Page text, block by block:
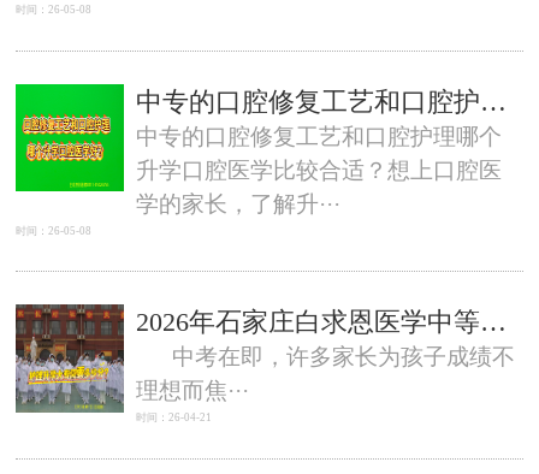
时间：26-05-08
中专的口腔修复工艺和口腔护理哪个升学口腔医学比较合适？
中专的口腔修复工艺和口腔护理哪个
升学口腔医学比较合适？想上口腔医
学的家长，了解升···
时间：26-05-08
2026年石家庄白求恩医学中等专业学校考大专护理需要多少分？
中考在即，许多家长为孩子成绩不
理想而焦···
时间：26-04-21